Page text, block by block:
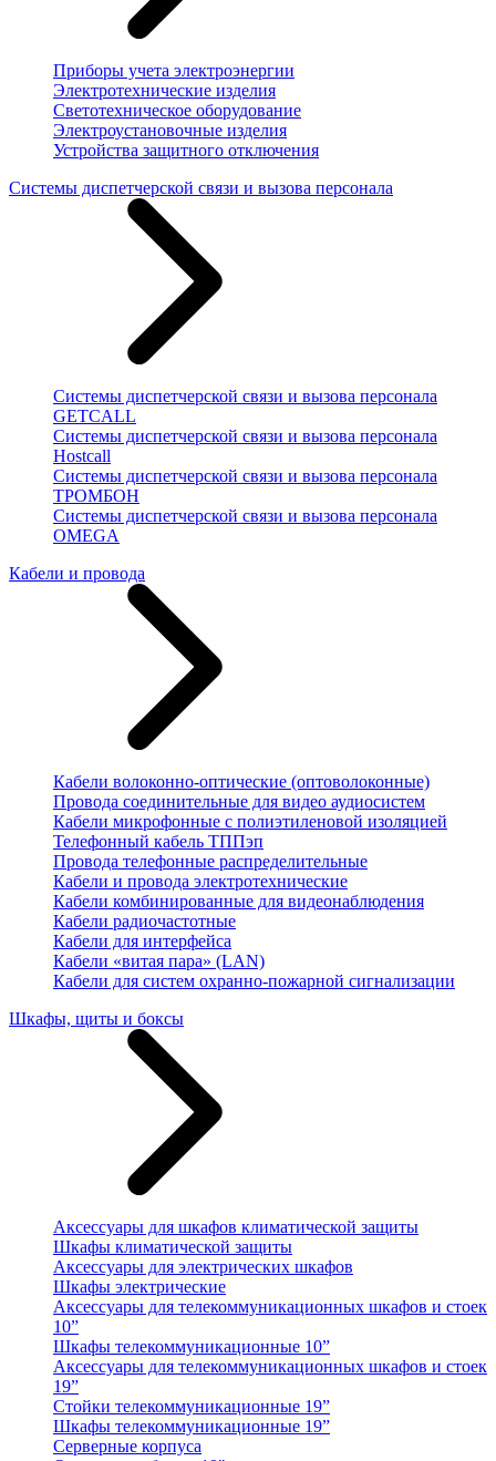
Приборы учета электроэнергии
Электротехнические изделия
Светотехническое оборудование
Электроустановочные изделия
Устройства защитного отключения
Системы диспетчерской связи и вызова персонала
Системы диспетчерской связи и вызова персонала
GETCALL
Системы диспетчерской связи и вызова персонала
Hostcall
Системы диспетчерской связи и вызова персонала
ТРОМБОН
Системы диспетчерской связи и вызова персонала
OMEGA
Кабели и провода
Кабели волоконно-оптические (оптоволоконные)
Провода соединительные для видео аудиосистем
Кабели микрофонные с полиэтиленовой изоляцией
Телефонный кабель ТППэп
Провода телефонные распределительные
Кабели и провода электротехнические
Кабели комбинированные для видеонаблюдения
Кабели радиочастотные
Кабели для интерфейса
Кабели «витая пара» (LAN)
Кабели для систем охранно-пожарной сигнализации
Шкафы, щиты и боксы
Аксессуары для шкафов климатической защиты
Шкафы климатической защиты
Аксессуары для электрических шкафов
Шкафы электрические
Аксессуары для телекоммуникационных шкафов и стоек
10”
Шкафы телекоммуникационные 10”
Аксессуары для телекоммуникационных шкафов и стоек
19”
Стойки телекоммуникационные 19”
Шкафы телекоммуникационные 19”
Серверные корпуса